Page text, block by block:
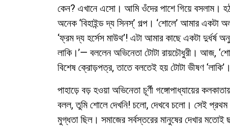
কেন? এখানে এসো। আমি ওঁদের পাশে গিয়ে বসলাম।
অনেক ‘বিহাইন্ড দ্য সিনস্’ গল্প। ‘শোলে’ আমার
‘ফ্রম দ্য হর্সেস মাউথ’! এটা আমার কাছে একটা
লাকি।’— বললেন অভিনেতা টোটা রায়চৌধুরী। আজ,
বিশেষ ক্রোড়পত্র, তাতে বলতেই হয় টোটা ভীষণ ‘লাকি’।
পাহাড়ে বড় হওয়া অভিনেতা চূর্ণী গঙ্গোপাধ্যায়ের
বলল, তুমি শোলে দেখনি! চলো, দেখবে চলো। সেই
মুগ্ধতা ছিল। সমাজের সর্বস্তরের মানুষের দেখার মতোই